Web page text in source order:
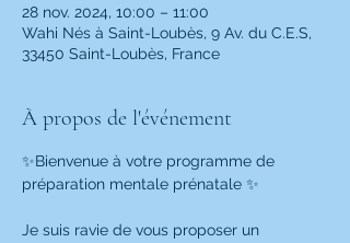
28 nov. 2024, 10:00 – 11:00
Wahi Nés à Saint-Loubès, 9 Av. du C.E.S,
33450 Saint-Loubès, France
À propos de l'événement
✨Bienvenue à votre programme de
préparation mentale prénatale ✨
Je suis ravie de vous proposer un